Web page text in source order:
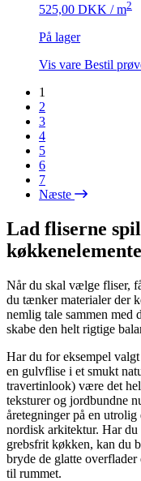
525,00 DKK / m2
På lager
Vis vare Bestil
1
2
3
4
5
6
7
Næste
Lad fliserne
Når du skal vælge fliser,
du tænker materialer der
nemlig tale sammen med
skabe den helt rigtige
Har du for eksempel
en gulvflise i et smukt
travertinlook) være det
teksturer og jordbundne
åretegninger på en utrolig
nordisk arkitektur. Har
grebsfrit køkken, kan du
bryde de glatte
til rummet.